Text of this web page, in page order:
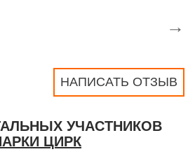
→
НАПИСАТЬ ОТЗЫВ
УЧАСТНИКОВ
ЦИРК